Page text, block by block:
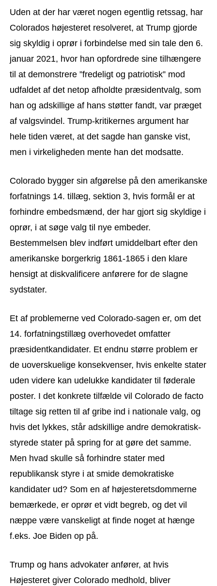
Uden at der har været nogen egentlig retssag, har
Colorados højesteret resolveret, at Trump gjorde
sig skyldig i oprør i forbindelse med sin tale den 6.
januar 2021, hvor han opfordrede sine tilhængere
til at demonstrere ”fredeligt og patriotisk” mod
udfaldet af det netop afholdte præsidentvalg, som
han og adskillige af hans støtter fandt, var præget
af valgsvindel. Trump-kritikernes argument har
hele tiden været, at det sagde han ganske vist,
men i virkeligheden mente han det modsatte.
Colorado bygger sin afgørelse på den amerikanske
forfatnings 14. tillæg, sektion 3, hvis formål er at
forhindre embedsmænd, der har gjort sig skyldige i
oprør, i at søge valg til nye embeder.
Bestemmelsen blev indført umiddelbart efter den
amerikanske borgerkrig 1861-1865 i den klare
hensigt at diskvalificere anførere for de slagne
sydstater.
Et af problemerne ved Colorado-sagen er, om det
14. forfatningstillæg overhovedet omfatter
præsidentkandidater. Et endnu større problem er
de uoverskuelige konsekvenser, hvis enkelte stater
uden videre kan udelukke kandidater til føderale
poster. I det konkrete tilfælde vil Colorado de facto
tiltage sig retten til af gribe ind i nationale valg, og
hvis det lykkes, står adskillige andre demokratisk-
styrede stater på spring for at gøre det samme.
Men hvad skulle så forhindre stater med
republikansk styre i at smide demokratiske
kandidater ud? Som en af højesteretsdommerne
bemærkede, er oprør et vidt begreb, og det vil
næppe være vanskeligt at finde noget at hænge
f.eks. Joe Biden op på.
Trump og hans advokater anfører, at hvis
Højesteret giver Colorado medhold, bliver